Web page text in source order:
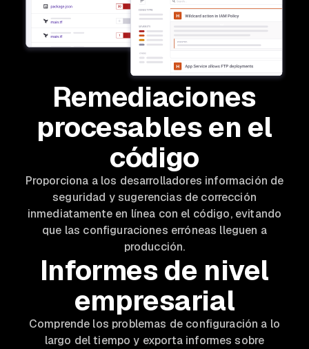
Remediaciones
procesables en el
código
Proporciona a los desarrolladores información de
seguridad y sugerencias de corrección
inmediatamente en línea con el código, evitando
que las configuraciones erróneas lleguen a
producción.
Informes de nivel
empresarial
Comprende los problemas de configuración a lo
largo del tiempo y exporta informes sobre